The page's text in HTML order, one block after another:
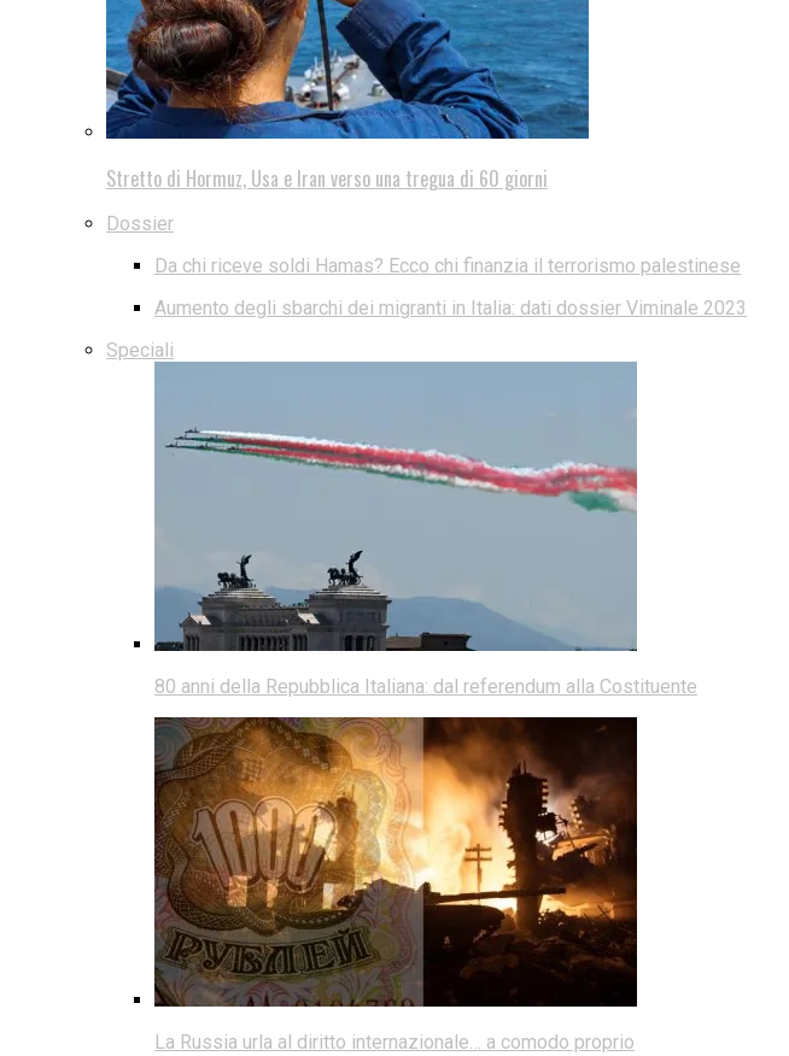
Stretto di Hormuz, Usa e Iran verso una tregua di 60 giorni
Dossier
Da chi riceve soldi Hamas? Ecco chi finanzia il terrorismo palestinese
Aumento degli sbarchi dei migranti in Italia: dati dossier Viminale 2023
Speciali
80 anni della Repubblica Italiana: dal referendum alla Costituente
La Russia urla al diritto internazionale… a comodo proprio